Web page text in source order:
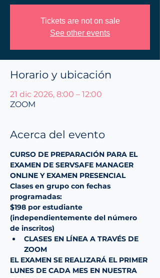
Tickets are not on sale
See other events
Horario y ubicación
21 dic 2026, 8:00 – 12:00
ZOOM
Acerca del evento
CURSO DE PREPARACIÓN PARA EL
EXAMEN DE SERVSAFE MANAGER
ONLINE Y EXAMEN PRESENCIAL
Clases en grupo con fechas
programadas:
$198 por estudiante
(independientemente del número
de inscritos)
CLASES EN LÍNEA A TRAVÉS DE
ZOOM
EL EXAMEN SE REALIZARÁ EL PRIMER
LUNES DE CADA MES EN NUESTRA